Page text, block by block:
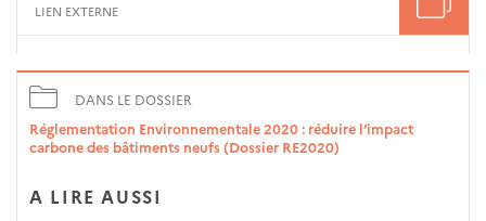
LIEN EXTERNE
DANS LE DOSSIER
Réglementation Environnementale 2020 : réduire l’impact
carbone des bâtiments neufs (Dossier RE2020)
A LIRE AUSSI